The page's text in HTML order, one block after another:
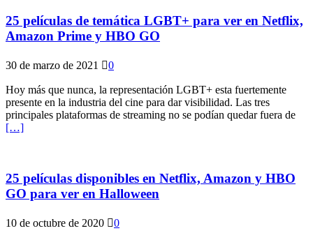
25 películas de temática LGBT+ para ver en Netflix,
Amazon Prime y HBO GO
30 de marzo de 2021 0
Hoy más que nunca, la representación LGBT+ esta fuertemente
presente en la industria del cine para dar visibilidad. Las tres
principales plataformas de streaming no se podían quedar fuera de
[…]
25 películas disponibles en Netflix, Amazon y HBO
GO para ver en Halloween
10 de octubre de 2020 0